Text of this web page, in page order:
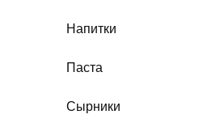
Напитки
Паста
Сырники